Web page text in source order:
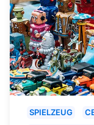
SPIELZEUG